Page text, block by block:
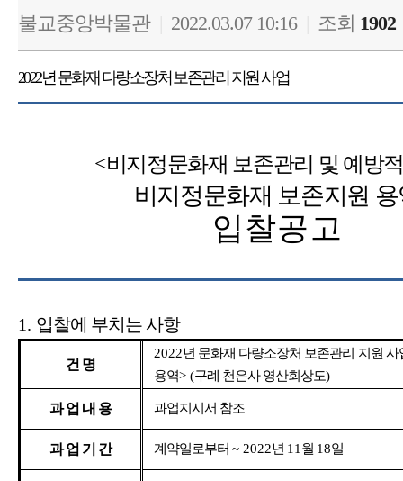
불교중앙박물관 2022.03.07 10:16 조회 1902
2022년 문화재 다량소장처 보존관리 지원 사업
<비지정문화재 보존관리 및 예방
비지정문화재 보존지원
입찰공고
1. 입찰에 부치는 사항
건 명
2022년 문화재 다량소장처 보존관리 지원
용역> (구례 천은사 영산회상도)
과 업 내 용 과업지시서 참조
과 업 기 간 계약일로부터 ~ 2022년 11 월 18일